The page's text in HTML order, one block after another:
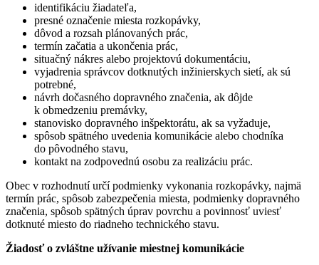
identifikáciu žiadateľa,
presné označenie miesta rozkopávky,
dôvod a rozsah plánovaných prác,
termín začatia a ukončenia prác,
situačný nákres alebo projektovú dokumentáciu,
vyjadrenia správcov dotknutých inžinierskych sietí, ak sú
potrebné,
návrh dočasného dopravného značenia, ak dôjde
k obmedzeniu premávky,
stanovisko dopravného inšpektorátu, ak sa vyžaduje,
spôsob spätného uvedenia komunikácie alebo chodníka
do pôvodného stavu,
kontakt na zodpovednú osobu za realizáciu prác.
Obec v rozhodnutí určí podmienky vykonania rozkopávky, najmä
termín prác, spôsob zabezpečenia miesta, podmienky dopravného
značenia, spôsob spätných úprav povrchu a povinnosť uviesť
dotknuté miesto do riadneho technického stavu.
Žiadosť o zvláštne užívanie miestnej komunikácie